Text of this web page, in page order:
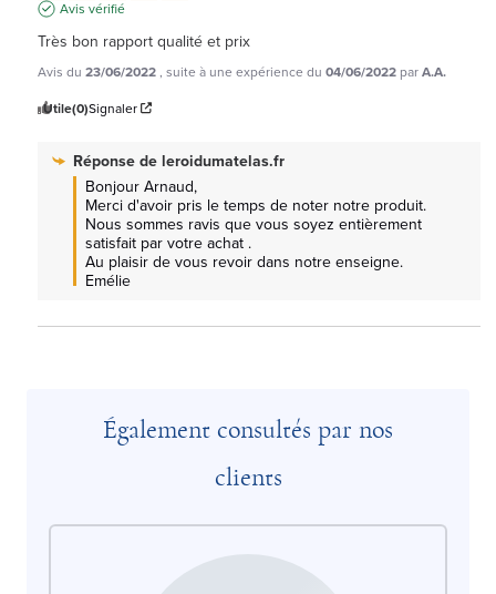
Avis vérifié
Très bon rapport qualité et prix
Avis du 23/06/2022, suite à une expérience du 04/06/2022 parA.A.
Utile(0)Signaler
Réponse de leroidumatelas.fr
Bonjour Arnaud,
Merci d'avoir pris le temps de noter notre produit.
Nous sommes ravis que vous soyez entièrement
satisfait par votre achat .
Au plaisir de vous revoir dans notre enseigne.
Emélie
Également consultés par nos
clients